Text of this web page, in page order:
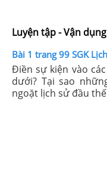
Luyện tập - Vận dụng
Bài 1 trang 99 SGK
Điền sự kiện vào
dưới? Tại sao
ngoặt lịch sử đầu thế